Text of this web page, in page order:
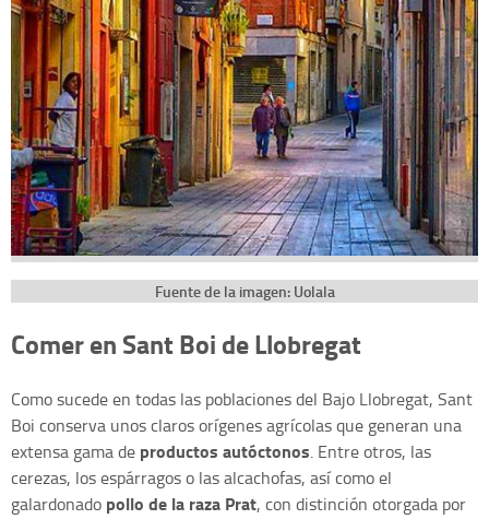
Fuente de la imagen: Uolala
Comer en Sant Boi de Llobregat
Como sucede en todas las poblaciones del Bajo Llobregat, Sant
Boi conserva unos claros orígenes agrícolas que generan una
extensa gama de productos autóctonos. Entre otros, las
cerezas, los espárragos o las alcachofas, así como el
galardonado pollo de la raza Prat, con distinción otorgada por